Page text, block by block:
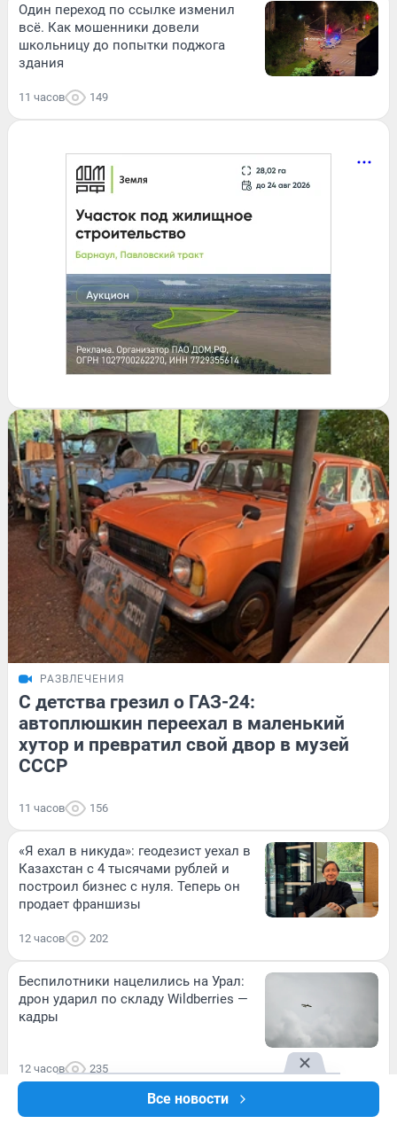
Все новости
Один переход по ссылке изменил
всё. Как мошенники довели
школьницу до попытки поджога
здания
11 часов 149
РАЗВЛЕЧЕНИЯ
С детства грезил о ГАЗ-24:
автоплюшкин переехал в маленький
хутор и превратил свой двор в музей
СССР
11 часов 156
«Я ехал в никуда»: геодезист уехал в
Казахстан с 4 тысячами рублей и
построил бизнес с нуля. Теперь он
продает франшизы
12 часов 202
Беспилотники нацелились на Урал:
дрон ударил по складу Wildberries —
кадры
12 часов 235
Попали в склад, сотрудники сбегали